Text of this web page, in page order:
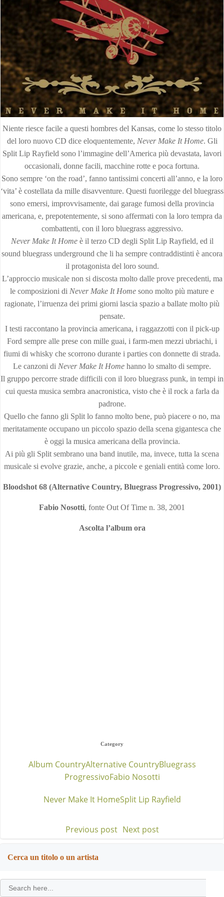
Niente riesce facile a questi hombres del Kansas, come lo stesso titolo
del loro nuovo CD dice eloquentemente, Never Make It Home. Gli
Split Lip Rayfield sono l’immagine dell’America più devastata, lavori
occasionali, donne facili, macchine rotte e poca fortuna.
Sono sempre ‘on the road’, fanno tantissimi concerti all’anno, e la loro
‘vita’ è costellata da mille disavventure. Questi fuorilegge del bluegrass
sono emersi, improvvisamente, dai garage fumosi della provincia
americana, e, prepotentemente, si sono affermati con la loro tempra da
combattenti, con il loro bluegrass aggressivo.
Never Make It Homeè il terzo CD degli Split Lip Rayfield, ed il
sound bluegrass underground che li ha sempre contraddistinti è ancora
il protagonista del loro sound.
L’approccio musicale non si discosta molto dalle prove precedenti, ma
le composizioni di Never Make It Home sono molto più mature e
ragionate, l’irruenza dei primi giorni lascia spazio a ballate molto più
pensate.
I testi raccontano la provincia americana, i raggazzotti con il pick-up
Ford sempre alle prese con mille guai, i farm-men mezzi ubriachi, i
fiumi di whisky che scorrono durante i parties con donnette di strada.
Le canzoni di Never Make It Home hanno lo smalto di sempre.
Il gruppo percorre strade difficili con il loro bluegrass punk, in tempi in
cui questa musica sembra anacronistica, visto che è il rock a farla da
padrone.
Quello che fanno gli Split lo fanno molto bene, può piacere o no, ma
meritatamente occupano un piccolo spazio della scena gigantesca che
è oggi la musica americana della provincia.
Ai più gli Split sembrano una band inutile, ma, invece, tutta la scena
musicale si evolve grazie, anche, a piccole e geniali entità come loro.
Bloodshot 68 (Alternative Country, Bluegrass Progressivo, 2001)
Fabio Nosotti, fonte Out Of Time n. 38, 2001
Ascolta l’album ora
Category
Album CountryAlternative CountryBluegrass
ProgressivoFabio Nosotti
Never Make It HomeSplit Lip Rayfield
Post
navigation
Previous post Post
Next post
Cerca un titolo o un artista
Search
for: